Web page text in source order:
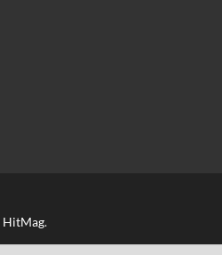
HitMag.